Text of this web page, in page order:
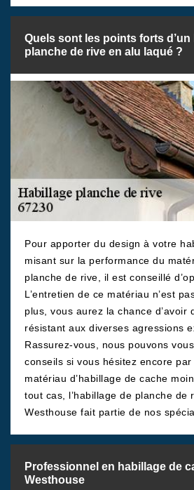
Quels sont les points forts d’un
planche de rive en alu laqué ?
Pour apporter du design à votre
misant sur la performance du
planche de rive, il est conseillé
L’entretien de ce matériau n’est
plus, vous aurez la chance d’avoir
résistant aux diverses agressions
Rassurez-vous, nous pouvons
conseils si vous hésitez encore
matériau d’habillage de cache
tout cas, l’habillage de planche de
Westhouse fait partie de nos
Professionnel en habillage de
Westhouse